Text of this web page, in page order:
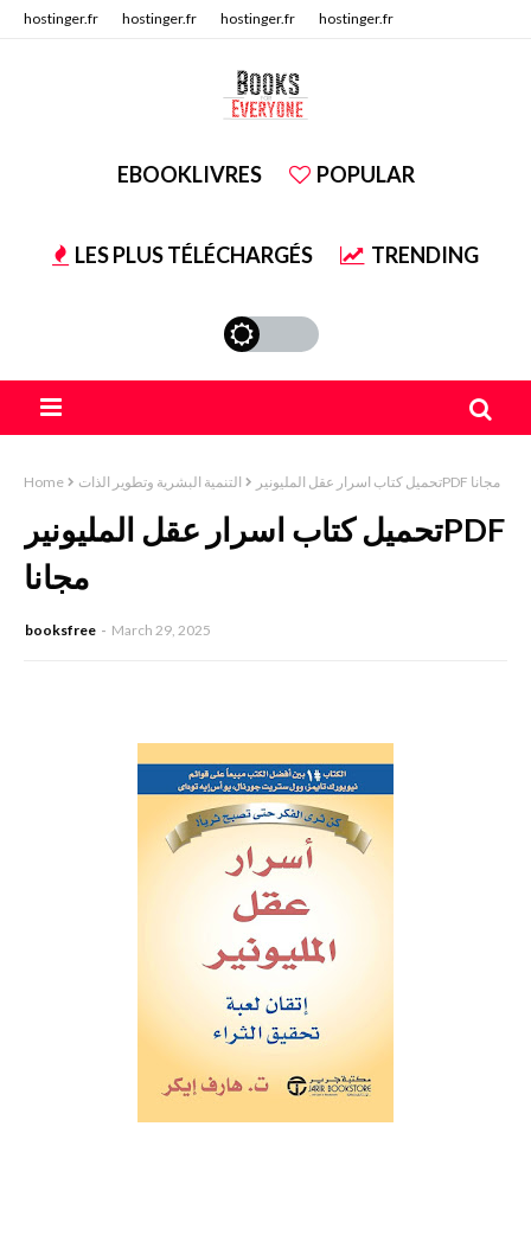
hostinger.fr hostinger.fr hostinger.fr hostinger.fr
EBOOKLIVRES POPULAR
LES PLUS TÉLÉCHARGÉS TRENDING
Home التنمية البشرية وتطوير الذات تحميل كتاب اسرار عقل المليونيرPDF مجانا
تحميل كتاب اسرار عقل المليونيرPDF
مجانا
booksfree March 29, 2025